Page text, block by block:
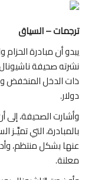
عالم السياق
في دقيقتين
كورونا
تقنية
بيانات ومقالات
ترجمات – السياق
يبدو أن مبادرة
نشرته صحيفة
دولار.
وأشارت الصحيفة، إلى
بالمبادرة، التي
عنها بشكل منتظم،
معلنة.